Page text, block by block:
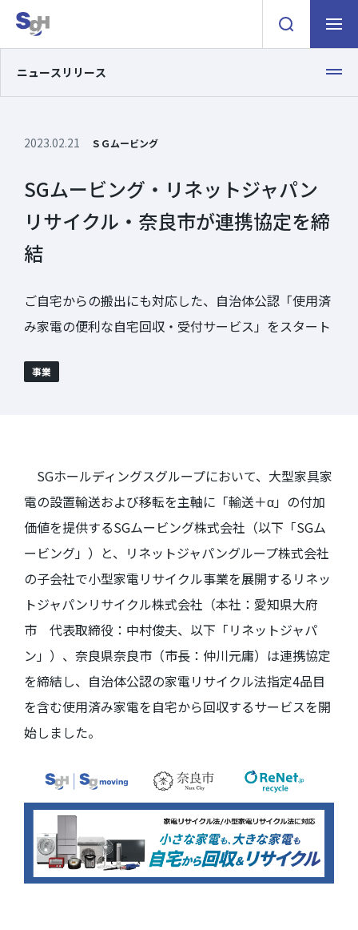
検索窓を開く
ニュースリリース
2023.02.21 ＳＧムービング
SGムービング・リネットジャパン
リサイクル・奈良市が連携協定を締
結
ご自宅からの搬出にも対応した、自治体公認「使用済
み家電の便利な自宅回収・受付サービス」をスタート
事業
SGホールディングスグループにおいて、大型家具家
電の設置輸送および移転を主軸に「輸送＋α」の付加
価値を提供するSGムービング株式会社（以下「SGム
ービング」）と、リネットジャパングループ株式会社
の子会社で小型家電リサイクル事業を展開するリネッ
トジャパンリサイクル株式会社（本社：愛知県大府
市 代表取締役：中村俊夫、以下「リネットジャパ
ン」）、奈良県奈良市（市長：仲川元庸）は連携協定
を締結し、自治体公認の家電リサイクル法指定4品目
を含む使用済み家電を自宅から回収するサービスを開
始しました。